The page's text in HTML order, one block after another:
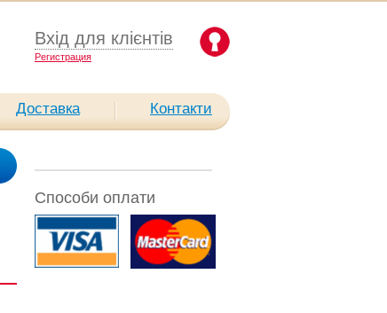
Вхід для клієнтів
Pегистрация
Доставка Контакти
Способи оплати